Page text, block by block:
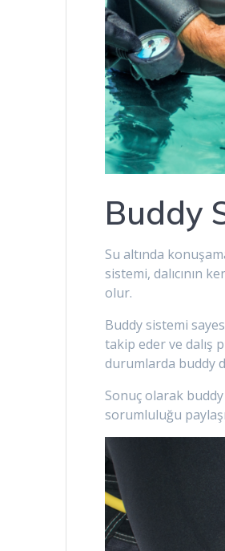
Buddy
Su altında
sistemi, dalıcının
olur.
Buddy sistemi
takip eder ve dalış
durumlarda buddy
Sonuç olarak
sorumluluğu